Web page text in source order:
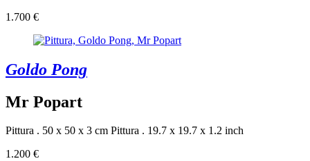
1.700 €
Goldo Pong
Mr Popart
Pittura . 50 x 50 x 3 cm Pittura . 19.7 x 19.7 x 1.2 inch
1.200 €